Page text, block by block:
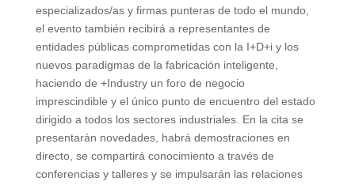
especializados/as y firmas punteras de todo el mundo,
el evento también recibirá a representantes de
entidades públicas comprometidas con la I+D+i y los
nuevos paradigmas de la fabricación inteligente,
haciendo de +Industry un foro de negocio
imprescindible y el único punto de encuentro del estado
dirigido a todos los sectores industriales. En la cita se
presentarán novedades, habrá demostraciones en
directo, se compartirá conocimiento a través de
conferencias y talleres y se impulsarán las relaciones